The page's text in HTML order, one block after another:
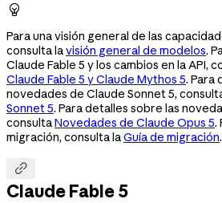

Para una visión general de las
consulta lavisión general de modelos.
Claude Fable 5 y los cambios en la API,
Claude Fable 5 y Claude Mythos 5. Para
novedades de Claude Sonnet 5,
Sonnet 5. Para detalles sobre las
consultaNovedades de Claude Opus 5.
migración, consulta laGuía de migración.

Claude Fable 5